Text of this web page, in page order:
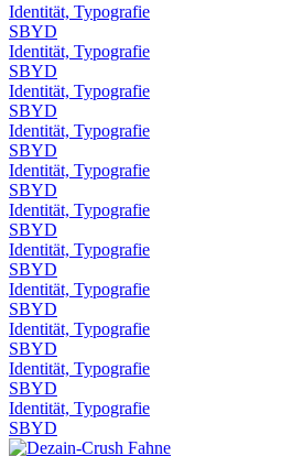
Identität, Typografie
SBYD
Identität, Typografie
SBYD
Identität, Typografie
SBYD
Identität, Typografie
SBYD
Identität, Typografie
SBYD
Identität, Typografie
SBYD
Identität, Typografie
SBYD
Identität, Typografie
SBYD
Identität, Typografie
SBYD
Identität, Typografie
SBYD
Identität, Typografie
SBYD